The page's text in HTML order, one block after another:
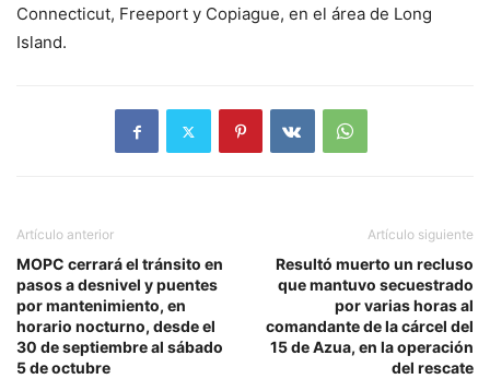
Connecticut, Freeport y Copiague, en el área de Long
Island.
Artículo anterior
MOPC cerrará el tránsito en
pasos a desnivel y puentes
por mantenimiento, en
horario nocturno, desde el
30 de septiembre al sábado
5 de octubre
Artículo siguiente
Resultó muerto un recluso
que mantuvo secuestrado
por varias horas al
comandante de la cárcel del
15 de Azua, en la operación
del rescate